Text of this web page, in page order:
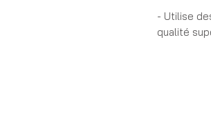
- Utilise
qualité
- Prend